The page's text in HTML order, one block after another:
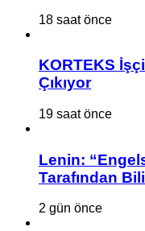
18 saat önce
KORTEKS
Çıkıyor
19 saat önce
Lenin:
Tarafından
2 gün önce